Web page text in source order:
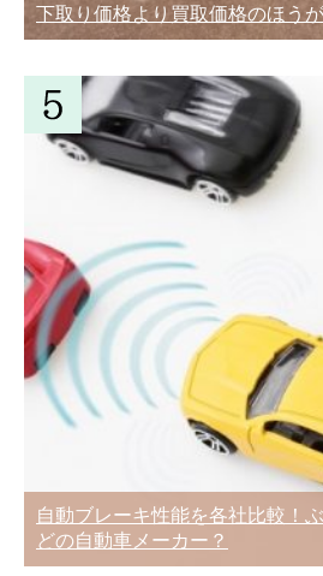
下取り価格より買取価格のほう
自動ブレーキ性能を各社比較！
どの自動車メーカー？